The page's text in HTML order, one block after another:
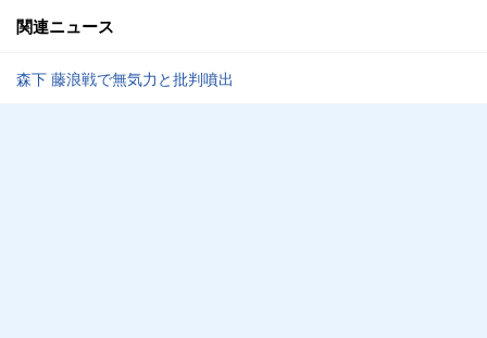
関連ニュース
森下 藤浪戦で無気力と批判噴出